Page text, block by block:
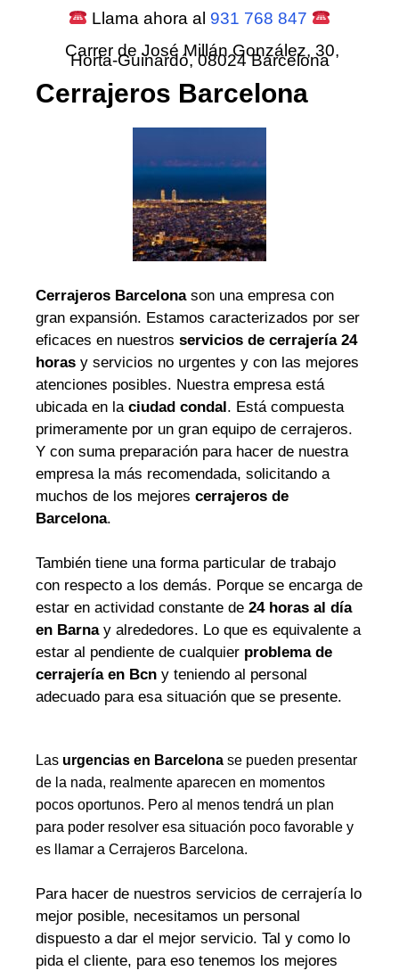
Llama ahora al 931 768 847
Carrer de José Millán González, 30,
Horta-Guinardó, 08024 Barcelona
Cerrajeros Barcelona
Cerrajeros Barcelonason una empresa con
gran expansión. Estamos caracterizados por ser
eficaces en nuestros servicios de cerrajería 24
horas y servicios no urgentes y con las mejores
atenciones posibles. Nuestra empresa está
ubicada en laciudad condal. Está compuesta
primeramente por un gran equipo de cerrajeros.
Y con suma preparación para hacer de nuestra
empresa la más recomendada, solicitando a
muchos de los mejores cerrajeros de
Barcelona.
También tiene una forma particular de trabajo
con respecto a los demás. Porque se encarga de
estar en actividad constante de 24 horas al día
en Barnay alrededores. Lo que es equivalente a
estar al pendiente de cualquier problema de
cerrajería en Bcn y teniendo al personal
adecuado para esa situación que se presente.
Las urgencias en Barcelona se pueden presentar
de la nada, realmente aparecen en momentos
pocos oportunos. Pero al menos tendrá un plan
para poder resolver esa situación poco favorable y
es llamar a Cerrajeros Barcelona.
Para hacer de nuestros servicios de cerrajería lo
mejor posible, necesitamos un personal
dispuesto a dar el mejor servicio. Tal y como lo
pida el cliente, para eso tenemos los mejores